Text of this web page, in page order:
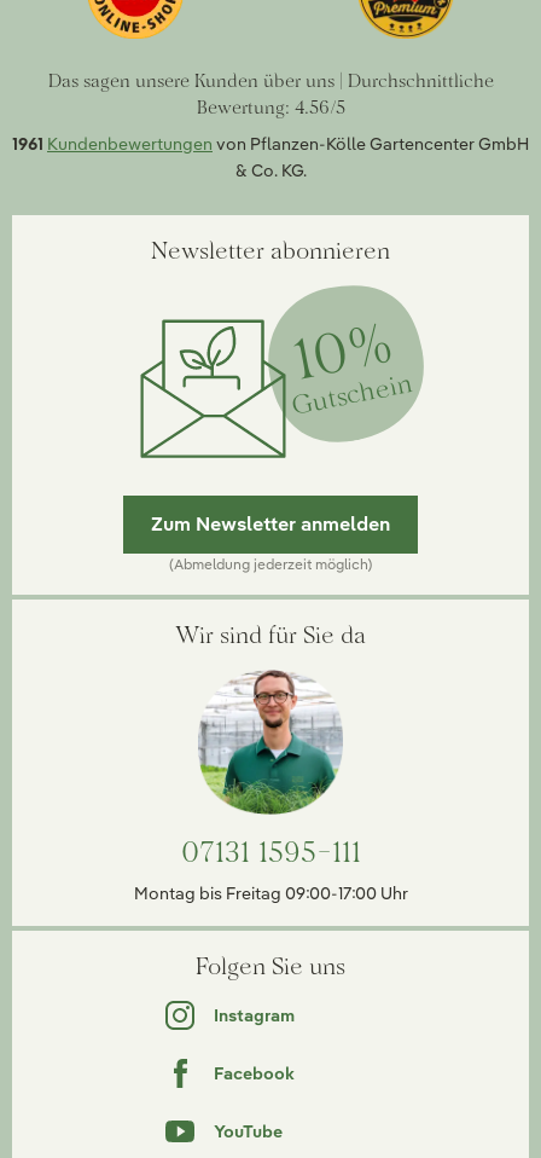
Das sagen unsere Kunden über uns | Durchschnittliche
Bewertung: 4.56/5
1961 Kundenbewertungen von Pflanzen-Kölle Gartencenter GmbH
& Co. KG.
Newsletter abonnieren
10%
Gutschein
Zum Newsletter anmelden
(Abmeldung jederzeit möglich)
Wir sind für Sie da
07131 1595-111
Montag bis Freitag 09:00-17:00 Uhr
Folgen Sie uns
Instagram
Facebook
YouTube